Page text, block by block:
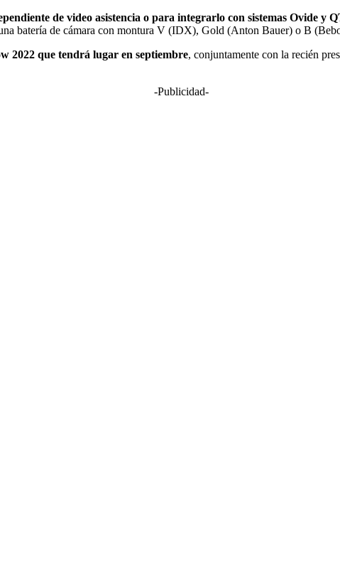
de video asistencia o para integrarlo con sistemas Ovide y
batería de cámara con montura V (IDX), Gold (Anton Bauer) o B
2022 que tendrá lugar en septiembre, conjuntamente con la recién
-Publicidad-